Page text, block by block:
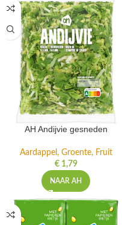
AH Andijvie gesneden
Aardappel, Groente, Fruit
€1,79
NAAR AH